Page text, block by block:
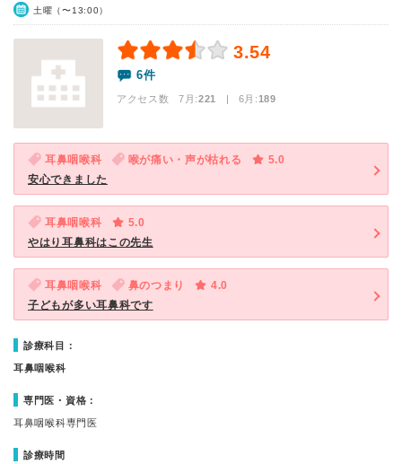
土曜（〜13:00）
3.54
6件
アクセス数 7月:221 | 6月:189
耳鼻咽喉科 喉が痛い・声が枯れる
5.0
安心できました
耳鼻咽喉科
5.0
やはり耳鼻科はこの先生
耳鼻咽喉科 鼻のつまり
4.0
子どもが多い耳鼻科です
診療科目：
耳鼻咽喉科
専門医・資格：
耳鼻咽喉科専門医
診療時間